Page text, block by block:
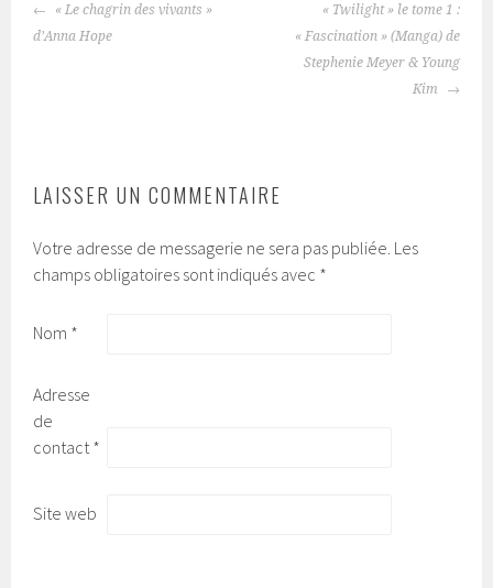
NAVIGATION
« Le chagrin des vivants »
d’Anna Hope
« Twilight » le tome 1 :
« Fascination » (Manga) de
Stephenie Meyer & Young
Kim
LAISSER UN COMMENTAIRE
Votre adresse de messagerie ne sera pas publiée. Les
champs obligatoires sont indiqués avec *
Nom *
Adresse
de
contact *
Site web